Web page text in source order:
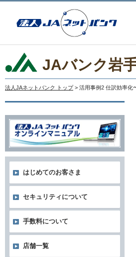
JAバンク岩
法人JAネットバンク トップ > 活用事例2 仕訳効率化
はじめてのお客さま
セキュリティについて
手数料について
店舗一覧